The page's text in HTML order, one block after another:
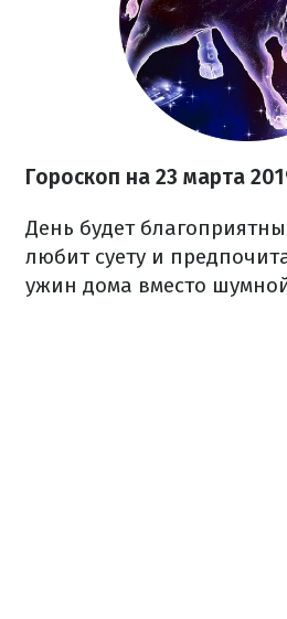
Гороскоп на 23 марта
День будет
любит суету и
ужин дома вместо